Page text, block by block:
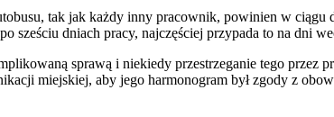
tak jak każdy inny pracownik, powinien w ciągu
sześciu dniach pracy, najczęściej przypada to na dni
sprawą i niekiedy przestrzeganie tego przez
miejskiej, aby jego harmonogram był zgody z